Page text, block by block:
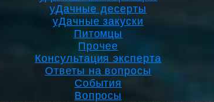
уДачные десерты
уДачные закуски
Питомцы
Прочее
Консультация эксперта
Ответы на вопросы
События
Вопросы